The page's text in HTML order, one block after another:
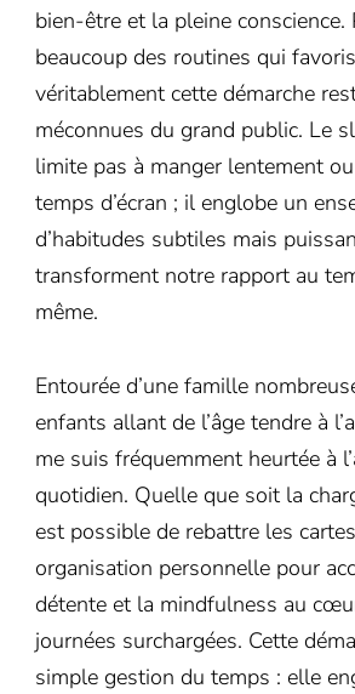
bien-être et la pleine conscience.
beaucoup des routines qui
véritablement cette démarche
méconnues du grand public. Le
limite pas à manger lentement
temps d’écran ; il englobe un
d’habitudes subtiles mais
transforment notre rapport au
même.
Entourée d’une famille
enfants allant de l’âge tendre à
me suis fréquemment heurtée à
quotidien. Quelle que soit la
est possible de rebattre les
organisation personnelle pour
détente et la mindfulness au
journées surchargées. Cette
simple gestion du temps : elle